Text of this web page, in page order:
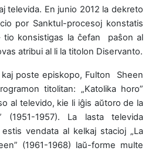
televida. En junio 2012 la dekreto
por Sanktul-procesoj konstatis
tio konsistigas la ĉefan paŝon al
atribui al li la titolon Diservanto.
poste episkopo, Fulton Sheen
titolitan: „Katolika horo”
al televido, kie li iĝis aŭtoro de la
(1951-1957). La lasta televida
vendata al kelkaj stacioj „La
(1961-1968) laŭ-forme multe